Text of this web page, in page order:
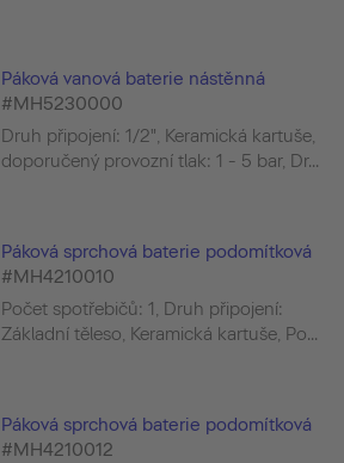
Páková vanová baterie nástěnná
#MH5230000
Druh připojení: 1/2", Keramická kartuše,
doporučený provozní tlak: 1 - 5 bar, Dr...
Páková sprchová baterie podomítková
#MH4210010
Počet spotřebičů: 1, Druh připojení:
Základní těleso, Keramická kartuše, Po...
Páková sprchová baterie podomítková
#MH4210012